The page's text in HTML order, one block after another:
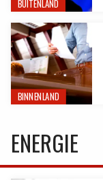
BUITENLAND
BINNENLAND
ENERGIE